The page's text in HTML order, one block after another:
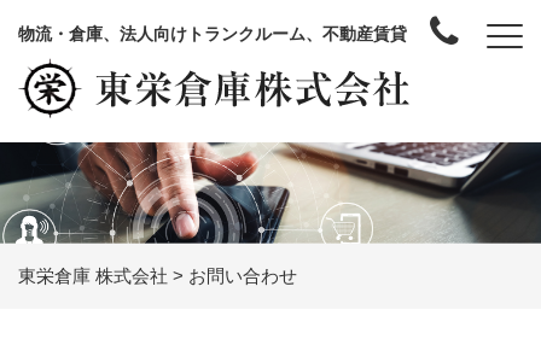
物流・倉庫、法人向けトランクルーム、不動産賃貸
東栄倉庫 株式会社 > お問い合わせ